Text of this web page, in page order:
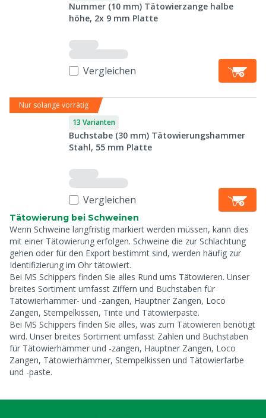
Nummer (10 mm) Tätowierzange halbe
höhe, 2x 9 mm Platte
Vergleichen
Nur solange vorrätig
13 Varianten
Buchstabe (30 mm) Tätowierungshammer
Stahl, 55 mm Platte
Vergleichen
Tätowierung bei Schweinen
Wenn Schweine langfristig markiert werden müssen, kann dies
mit einer Tätowierung erfolgen. Schweine die zur Schlachtung
gehen oder für den Export bestimmt sind, werden häufig zur
Identifizierung im Ohr tätowiert.
Bei MS Schippers finden Sie alles Rund ums Tätowieren. Unser
breites Sortiment umfasst Ziffern und Buchstaben für
Tätowierhammer- und -zangen, Hauptner Zangen, Loco
Zangen, Stempelkissen, Tinte und Tätowierpaste.
Bei MS Schippers finden Sie alles, was zum Tätowieren benötigt
wird. Unser breites Sortiment umfasst Zahlen und Buchstaben
für Tätowierhämmer und -zangen, Hauptner Zangen, Loco
Zangen, Tätowierhämmer, Stempelkissen und Tätowierfarbe
und -paste.